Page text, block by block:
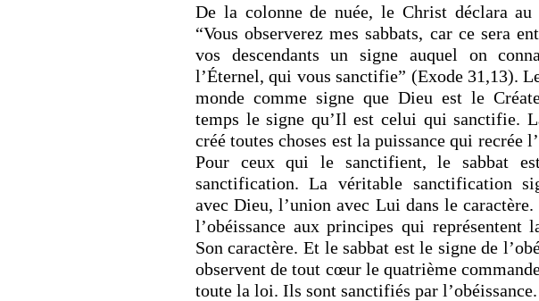
De la colonne de nuée, le Christ déclara
“Vous observerez mes sabbats, car ce sera
vos descendants un signe auquel on
l’Éternel, qui vous sanctifie” (Exode 31,13).
monde comme signe que Dieu est le
temps le signe qu’Il est celui qui sanctifie.
créé toutes choses est la puissance qui recrée
Pour ceux qui le sanctifient, le sabbat
sanctification. La véritable sanctification
avec Dieu, l’union avec Lui dans le
l’obéissance aux principes qui représentent
Son caractère. Et le sabbat est le signe de
observent de tout cœur le quatrième
toute la loi. Ils sont sanctifiés par l’obéissance.
RETOUR À LA SOURCE DE LA VIE |
La
9. Délivre-
RETOUR À LA SOURCE DE LA VIE |
prière qui transforme le cœur |
8.Ne
induis pas en tentation